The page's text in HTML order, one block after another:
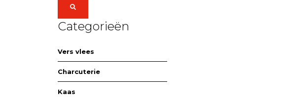
Categorieën
Vers vlees
Charcuterie
Kaas